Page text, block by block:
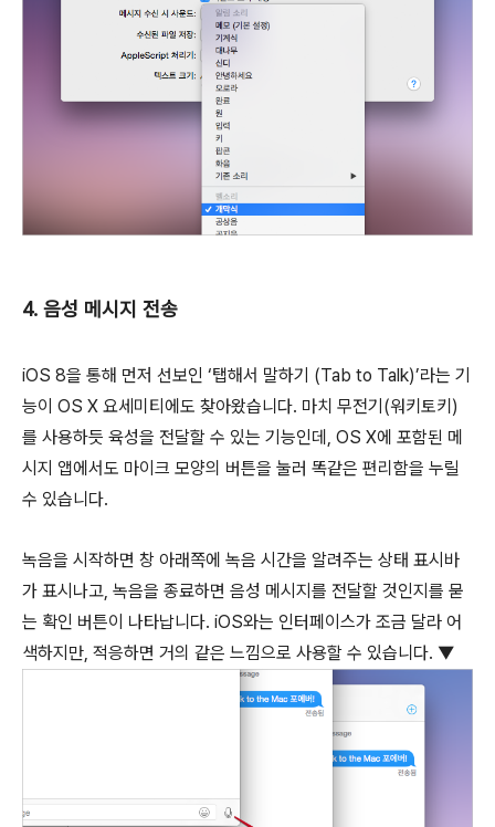
4. 음성 메시지 전송
iOS 8을 통해 먼저 선보인 ‘탭해서 말하기 (Tab to Talk)’라는 기
능이 OS X 요세미티에도 찾아왔습니다. 마치 무전기(워키토키)
를 사용하듯 육성을 전달할 수 있는 기능인데, OS X에 포함된 메
시지 앱에서도 마이크 모양의 버튼을 눌러 똑같은 편리함을 누릴
수 있습니다.
녹음을 시작하면 창 아래쪽에 녹음 시간을 알려주는 상태 표시바
가 표시나고, 녹음을 종료하면 음성 메시지를 전달할 것인지를 묻
는 확인 버튼이 나타납니다. iOS와는 인터페이스가 조금 달라 어
색하지만, 적응하면 거의 같은 느낌으로 사용할 수 있습니다. ▼